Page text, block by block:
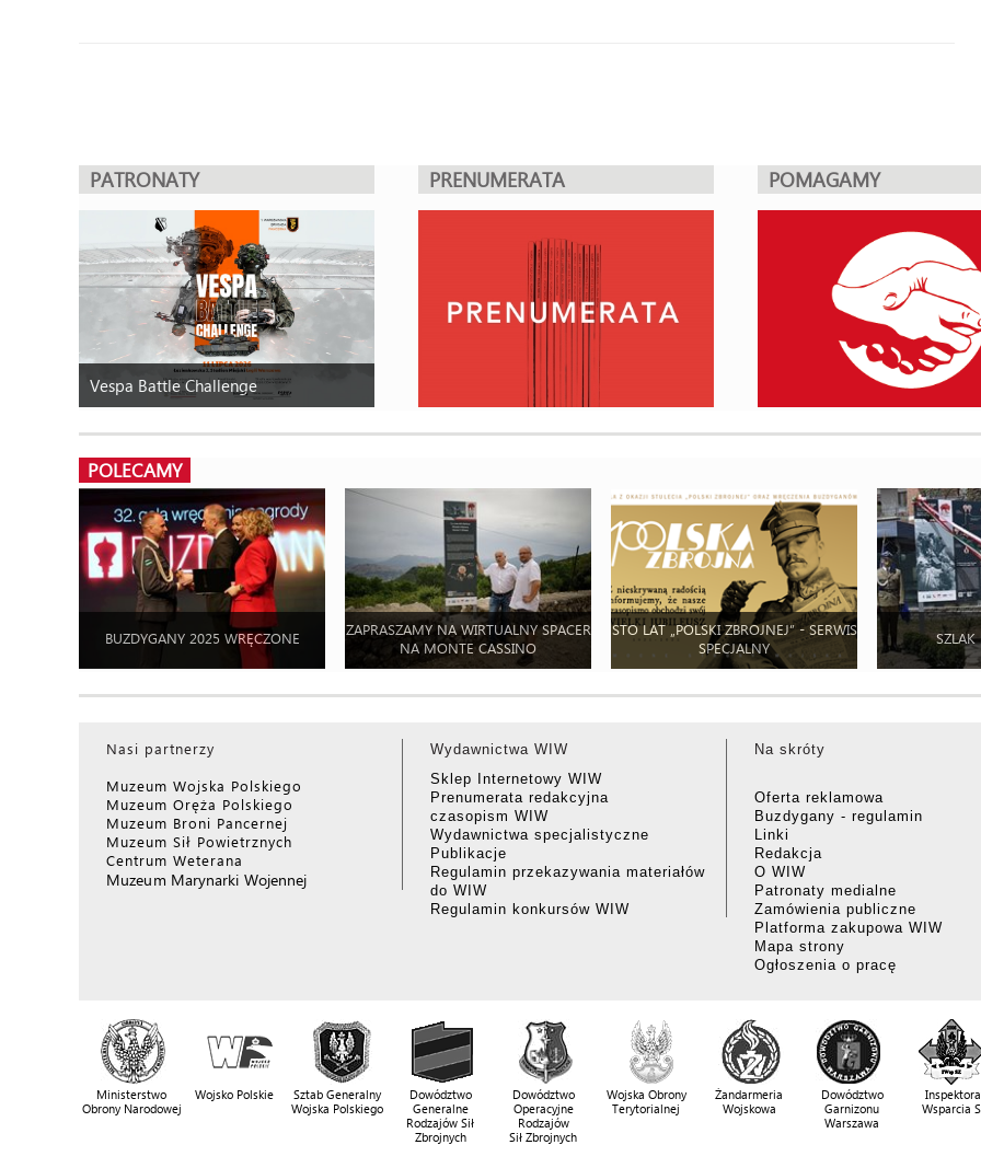
PATRONATY
Vespa Battle Challenge
PRENUMERATA POMAGAMY
POLECAMY
BUZDYGANY 2025 WRĘCZONE
ZAPRASZAMY NA WIRTUALNY SPACER
NA MONTE CASSINO
STO LAT „POLSKI ZBROJNEJ” - SERWIS
SPECJALNY
SZLAK
Nasi partnerzy
Muzeum Wojska Polskiego
Muzeum Oręża Polskiego
Muzeum Broni Pancernej
Muzeum Sił Powietrznych
Centrum Weterana
Muzeum Marynarki Wojennej
Wydawnictwa WIW
Sklep Internetowy WIW
Prenumerata redakcyjna
czasopism WIW
Wydawnictwa specjalistyczne
Publikacje
Regulamin przekazywania materiałów
do WIW
Regulamin konkursów WIW
Na skróty
Oferta reklamowa
Buzdygany - regulamin
Linki
Redakcja
O WIW
Patronaty medialne
Zamówienia publiczne
Platforma zakupowa WIW
Mapa strony
Ogłoszenia o pracę
Ministerstwo
Obrony Narodowej
Wojsko Polskie
Sztab Generalny
Wojska Polskiego
Dowództwo
Generalne
Rodzajów Sił
Zbrojnych
Dowództwo
Operacyjne
Rodzajów
Sił Zbrojnych
Wojska Obrony
Terytorialnej
Żandarmeria
Wojskowa
Dowództwo
Garnizonu
Warszawa
Wsparcia